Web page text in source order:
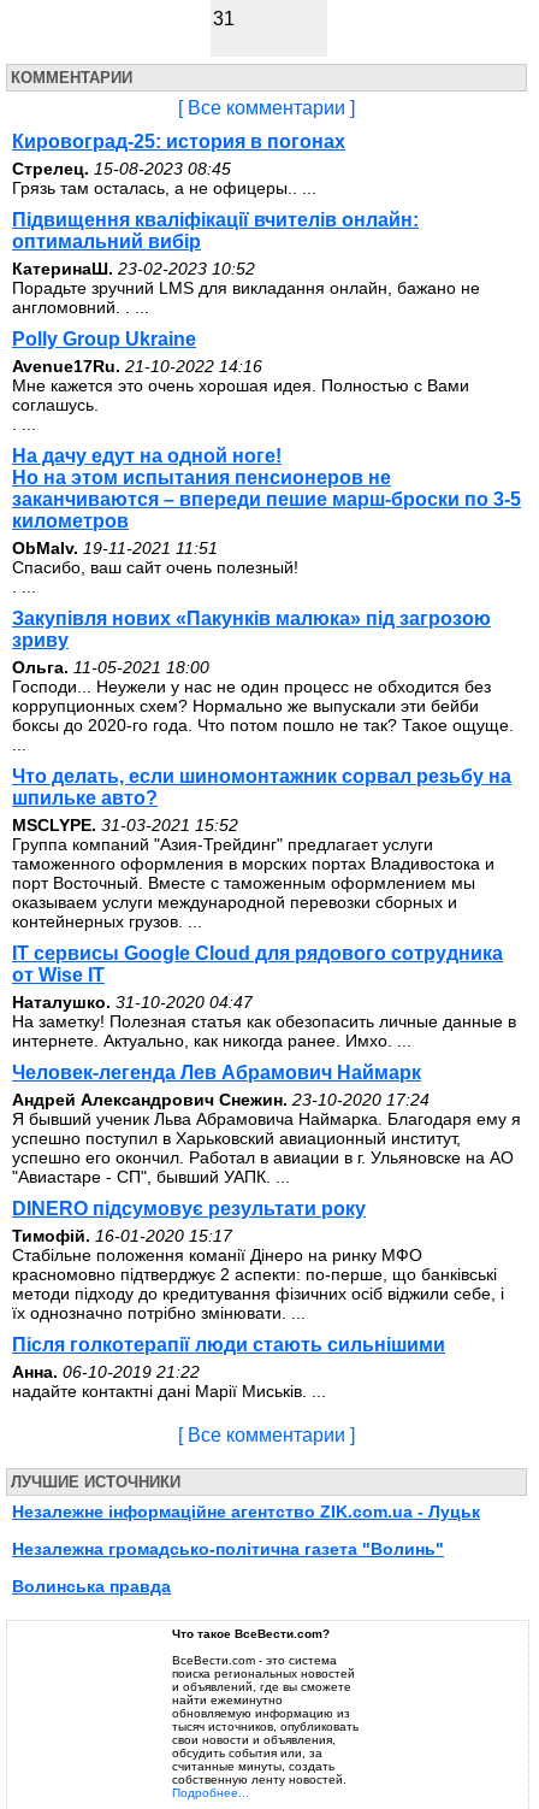
31
КОММЕНТАРИИ
[ Все комментарии ]
Кировоград-25: история в погонах
Стрелец. 15-08-2023 08:45
Грязь там осталась, а не офицеры.. ...
Підвищення кваліфікації вчителів онлайн:
оптимальний вибір
КатеринаШ. 23-02-2023 10:52
Порадьте зручний LMS для викладання онлайн, бажано не
англомовний. . ...
Polly Group Ukraine
Avenue17Ru. 21-10-2022 14:16
Мне кажется это очень хорошая идея. Полностью с Вами
соглашусь.
На дачу едут на одной ноге!
Но на этом испытания пенсионеров не
заканчиваются – впереди пешие марш-броски по 3-5
километров
ОbMalv. 19-11-2021 11:51
Спасибо, ваш сайт очень полезный!
Закупівля нових «Пакунків малюка» під загрозою
зриву
Ольга. 11-05-2021 18:00
Господи... Неужели у нас не один процесс не обходится без
коррупционных схем? Нормально же выпускали эти бейби
боксы до 2020-го года. Что потом пошло не так? Такое ощуще.
Что делать, если шиномонтажник сорвал резьбу на
шпильке авто?
MSCLYPE. 31-03-2021 15:52
Группа компаний "Азия-Трейдинг" предлагает услуги
таможенного оформления в морских портах Владивостока и
порт Восточный. Вместе с таможенным оформлением мы
оказываем услуги международной перевозки сборных и
контейнерных грузов. ...
IT сервисы Google Cloud для рядового сотрудника
от Wise IT
Наталушко. 31-10-2020 04:47
На заметку! Полезная статья как обезопасить личные данные в
интернете. Актуально, как никогда ранее. Имхо. ...
Человек-легенда Лев Абрамович Наймарк
Андрей Александрович Снежин. 23-10-2020 17:24
Я бывший ученик Льва Абрамовича Наймарка. Благодаря ему я
успешно поступил в Харьковский авиационный институт,
успешно его окончил. Работал в авиации в г. Ульяновске на АО
"Авиастаре - СП", бывший УАПК. ...
DINERO підсумовує результати року
Тимофій. 16-01-2020 15:17
Стабільне положення команії Дінеро на ринку МФО
красномовно підтверджує 2 аспекти: по-перше, що банківські
методи підходу до кредитування фізичних осіб віджили себе, і
їх однозначно потрібно змінювати. ...
Після голкотерапії люди стають сильнішими
Анна. 06-10-2019 21:22
надайте контактні дані Марії Миськів. ...
[ Все комментарии ]
ЛУЧШИЕ ИСТОЧНИКИ
Незалежне інформаційне агентство ZIK.com.ua - Луцьк
Незалежна громадсько-політична газета "Волинь"
Волинська правда
Что такое ВсеВести.com?
ВсеВести.com - это система
поиска региональных новостей
и объявлений, где вы сможете
найти ежеминутно
обновляемую информацию из
тысяч источников, опубликовать
свои новости и объявления,
обсудить события или, за
считанные минуты, создать
собственную ленту новостей.
Подробнее...